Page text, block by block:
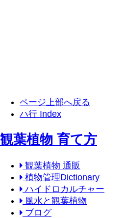
ページ上部へ戻る
ハ行 Index
観葉植物 育て方
観葉植物 通販
植物管理Dictionary
ハイドロカルチャー
風水と観葉植物
ブログ